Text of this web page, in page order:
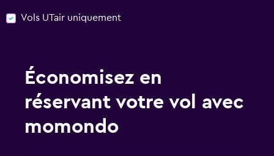
Vols UTair uniquement
Économisez en
réservant votre vol avec
momondo